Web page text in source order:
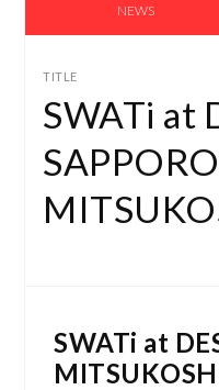
NEWS
SWATi at
SAPPORO
SWATi at